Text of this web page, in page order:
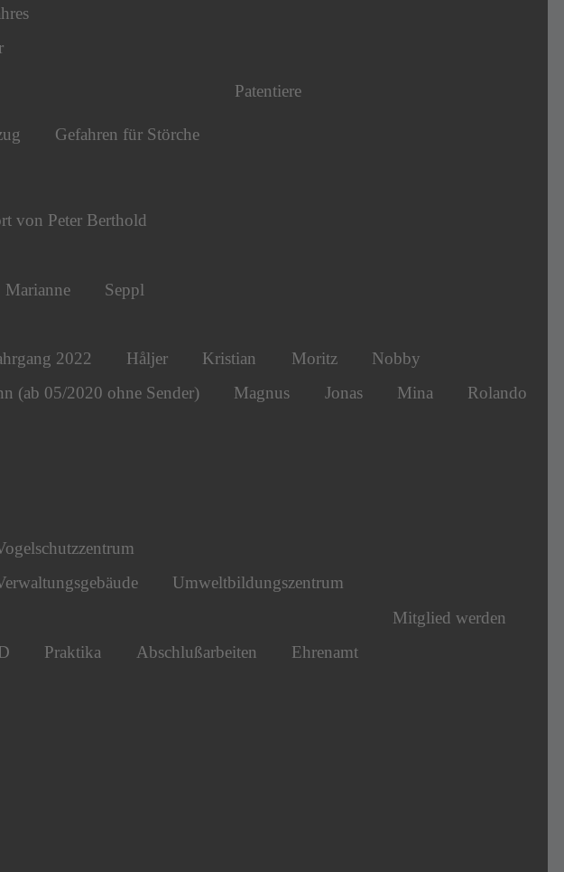
Gefahren für Störche
Patentiere
von Peter Berthold
Marianne
Seppl
2022 Håljer Kristian Moritz
Nobby
(ab 05/2020 ohne Sender) Magnus Jonas Mina
Rolando
Umweltbildungszentrum
Praktika Abschlußarbeiten Ehrenamt
Mitglied werden